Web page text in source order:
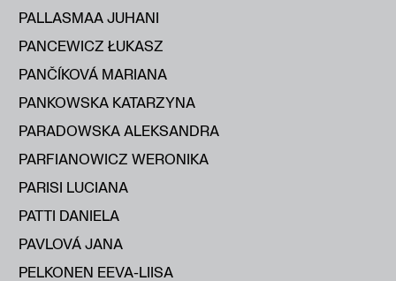
PALLASMAA JUHANI
PANCEWICZ ŁUKASZ
PANČÍKOVÁ MARIANA
PANKOWSKA KATARZYNA
PARADOWSKA ALEKSANDRA
PARFIANOWICZ WERONIKA
PARISI LUCIANA
PATTI DANIELA
PAVLOVÁ JANA
PELKONEN EEVA-LIISA